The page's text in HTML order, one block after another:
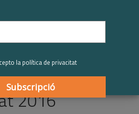
al programa
de
2016
la política de privacitat